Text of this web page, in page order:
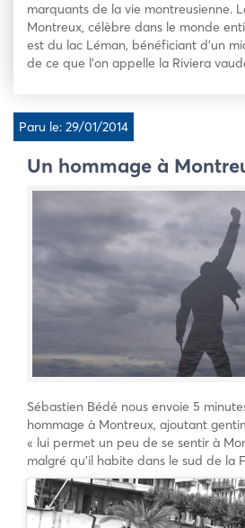
marquants de la vie montreusienne.
Montreux, célèbre dans le monde
est du lac Léman, bénéficiant d’un
de ce que l’on appelle la Riviera
Paru le: 29/01/2014
Un hommage à
Sébastien Bédé nous envoie 5
hommage à Montreux, ajoutant
« lui permet un peu de se sentir à
malgré qu’il habite dans le sud de la